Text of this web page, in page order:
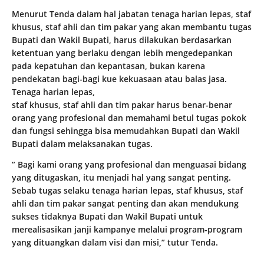
Menurut Tenda dalam hal jabatan tenaga harian lepas, staf
khusus, staf ahli dan tim pakar yang akan membantu tugas
Bupati dan Wakil Bupati, harus dilakukan berdasarkan
ketentuan yang berlaku dengan lebih mengedepankan
pada kepatuhan dan kepantasan, bukan karena
pendekatan bagi-bagi kue kekuasaan atau balas jasa.
Tenaga harian lepas,
staf khusus, staf ahli dan tim pakar harus benar-benar
orang yang profesional dan memahami betul tugas pokok
dan fungsi sehingga bisa memudahkan Bupati dan Wakil
Bupati dalam melaksanakan tugas.
” Bagi kami orang yang profesional dan menguasai bidang
yang ditugaskan, itu menjadi hal yang sangat penting.
Sebab tugas selaku tenaga harian lepas, staf khusus, staf
ahli dan tim pakar sangat penting dan akan mendukung
sukses tidaknya Bupati dan Wakil Bupati untuk
merealisasikan janji kampanye melalui program-program
yang dituangkan dalam visi dan misi,” tutur Tenda.